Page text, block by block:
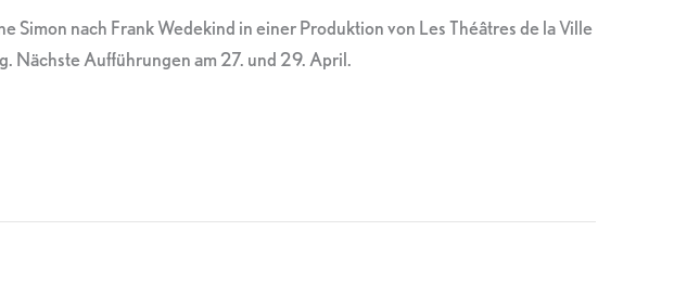
nach Frank Wedekind in einer Produktion von Les Théâtres de la Ville
Nächste Aufführungen am 27. und 29. April.